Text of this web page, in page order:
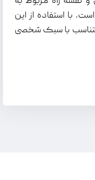
با استفاده از این
متناسب با سبک شخصی